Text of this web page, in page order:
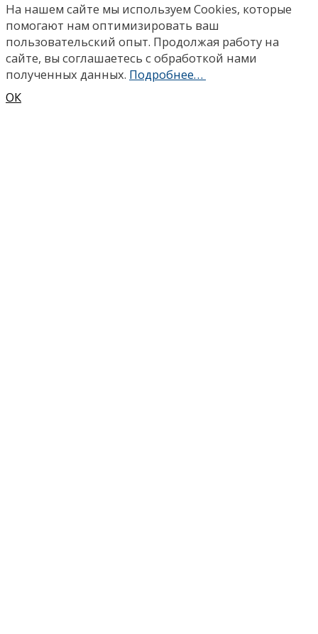
На нашем сайте мы используем Сookies, которые
помогают нам оптимизировать ваш
пользовательский опыт. Продолжая работу на
сайте, вы соглашаетесь с обработкой нами
полученных данных. Подробнее…
ОК